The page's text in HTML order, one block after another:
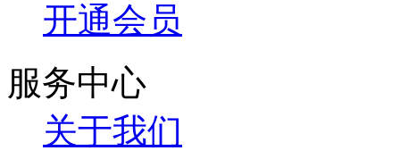
开通会员
服务中心
关于我们